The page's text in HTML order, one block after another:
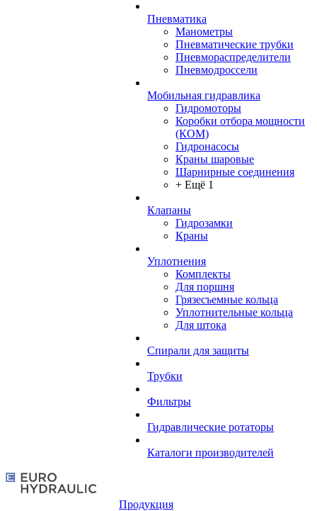
Пневматика
Манометры
Пневматические трубки
Пневмораспределители
Пневмодроссели
Мобильная гидравлика
Гидромоторы
Коробки отбора мощности
(КОМ)
Гидронасосы
Краны шаровые
Шарнирные соединения
+ Ещё 1
Клапаны
Гидрозамки
Краны
Уплотнения
Комплекты
Для поршня
Грязесъемные кольца
Уплотнительные кольца
Для штока
Спирали для защиты
Трубки
Фильтры
Гидравлические ротаторы
Каталоги производителей
Продукция